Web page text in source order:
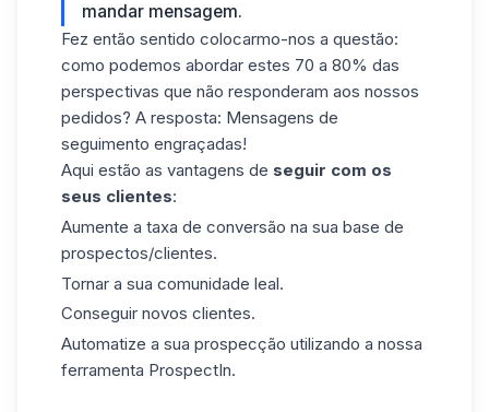
mandar mensagem.
Fez então sentido colocarmo-nos a questão:
como podemos abordar estes 70 a 80% das
perspectivas que não responderam aos nossos
pedidos? A resposta: Mensagens de
seguimento engraçadas!
Aqui estão as vantagens de seguir com os
seus clientes:
Aumente a taxa de conversão na sua base de
prospectos/clientes.
Tornar a sua comunidade leal.
Conseguir novos clientes.
Automatize a sua prospecção utilizando a nossa
ferramenta ProspectIn.